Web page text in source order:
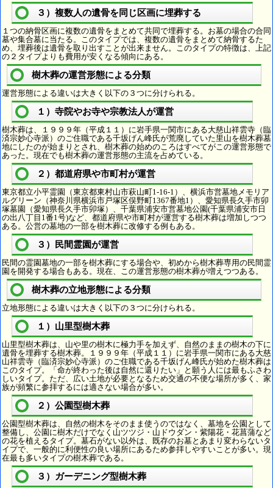
３）複数人の遺骨を同じ区画に埋葬する
１つの納骨区画に複数の遺骨をまとめて共同で埋葬する。お墓の場合の合同
墓や集合墓に当たる。このタイプでは、複数の遺骨をまとめて納骨するた
め、埋葬後は遺骨を取り出すことが出来ません。このタイプの特徴は、上記
の２タイプよりも費用が安くなる傾向にある。
樹木葬の運営形態による分類
運営形態による違いは大きく以下の３つに分けられる。
１）寺院やお寺や宗教法人が運営
樹木葬は、１９９９年（平成１１）に岩手県一関市にある大慈山祥雲寺（臨
済宗妙心寺派）のご住職である千坂げん峰氏が荒廃していた里山を樹木葬墓
地にしたのが始まりとされ、樹木葬の始めのころはすべてがこの運営形態で
あった。現在でも樹木葬の運営形態の主流を占めている。
２）都道府県や市町村が運営
東京都立小平霊園（東京都東村山市萩山町1-16-1）、横浜市営墓地メモリア
ルグリーン（神奈川県横浜市戸塚区俣野町1367番地1）、愛知県長久手市卯
塚墓園（愛知県長久手市卯塚）、千葉県浦安市営墓地公園(千葉県浦安市日
の出八丁目1番1号)など、都道府県や市町村が運営する樹木葬は増加しつつ
ある。公営の墓地の一部を樹木葬に改修する例もある。
３）民間霊園が運営
民間の霊園墓地の一部を樹木葬にする場合や、初めから樹木葬専用の民間霊
園を開発する場合もある。現在、この運営形態の樹木葬が増えつつある。
樹木葬の立地形態による分類
立地形態による違いは大きく以下の３つに分けられる。
１）山里型樹木葬
山里型樹木葬は、山や里の樹木に極力手を加えず、自然のままの樹木の下に
遺骨を埋葬する樹木葬。１９９９年（平成１１）に岩手県一関市にある大慈
山祥雲寺（臨済宗妙心寺派）のご住職である千坂げん峰氏が始めた樹木葬は
このタイプ。「命が終わった後は自然に還りたい」と願う人には最もふさわ
しいタイプ。ただ、広い土地が必要となるため交通の不便な場所が多く、家
族が頻繁に参拝するには適さない場合が多い。
２）公園型樹木葬
公園型樹木葬は、自然の樹木をそのまま使うのではなく、墓地を公園として
整備し、公園に樹木だけでなく山ツツジ・山ドウダン・紫陽花・花菖蒲など
の花を植えるタイプ。墓石がない以外は、既存のお墓とあまり変わらないタ
イプで、一般的に利便性の良い場所にあるため参拝しやすいことが多い。現
在最も多いタイプの樹木葬である。
３）ガーデニング型樹木葬